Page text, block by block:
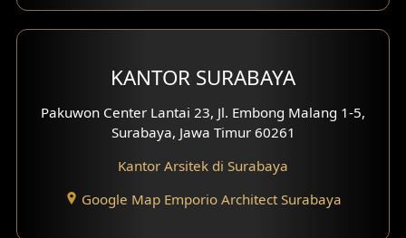
Fasad Klinik
KANTOR SURABAYA
Pakuwon Center Lantai 23, Jl. Embong Malang 1-5,
Surabaya, Jawa Timur 60261
Kantor Arsitek di Surabaya
Google Map Emporio Architect Surabaya